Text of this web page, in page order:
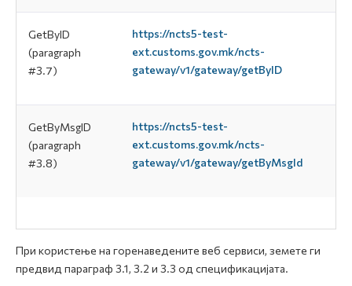
GetByID
(paragraph
#3.7)
https://ncts5-test-
ext.customs.gov.mk/ncts-
gateway/v1/gateway/getByID
GetByMsgID
(paragraph
#3.8)
https://ncts5-test-
ext.customs.gov.mk/ncts-
gateway/v1/gateway/getByMsgId
При користење на горенаведените веб сервиси, земете ги
предвид параграф 3.1, 3.2 и 3.3 од спецификацијата.